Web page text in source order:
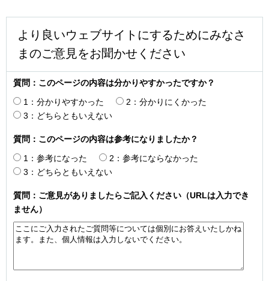
より良いウェブサイトにするためにみなさ
まのご意見をお聞かせください
質問：このページの内容は分かりやすかったですか？
1：分かりやすかった
2：分かりにくかった
3：どちらともいえない
質問：このページの内容は参考になりましたか？
1：参考になった
2：参考にならなかった
3：どちらともいえない
質問：ご意見がありましたらご記入ください（URLは入力でき
ません）